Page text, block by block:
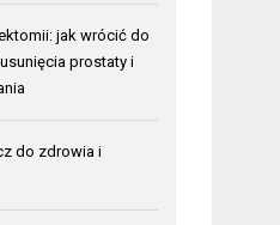
jak wrócić do
prostaty i
do zdrowia i